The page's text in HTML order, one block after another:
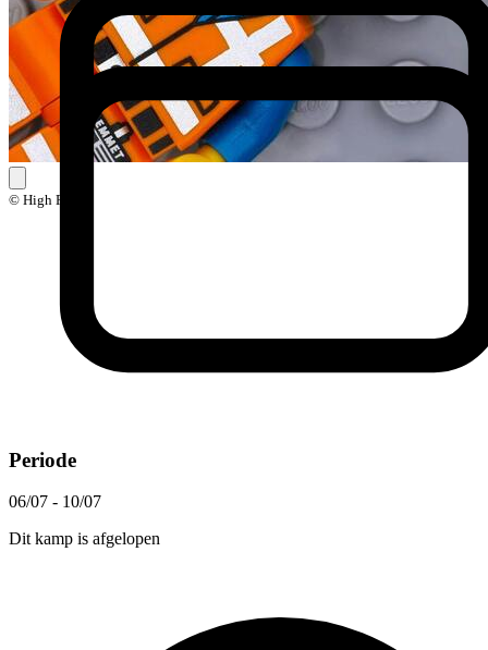
© High Five
Periode
06/07 - 10/07
Dit kamp is afgelopen